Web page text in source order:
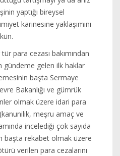
yaptığı bireysel
karinesine yaklaşımını
para cezası bakımından
gündeme gelen ilk haklar
başta Sermaye
Bakanlığı ve gümrük
olmak üzere idari para
meşru amaç ve
incelediği çok sayıda
başta rekabet olmak üzere
verilen para cezalarını